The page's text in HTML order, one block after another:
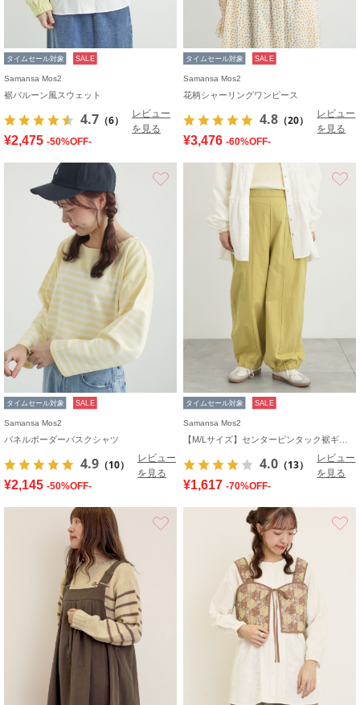
タイムセール対象 SALE
Samansa Mos2
裾バルーン風スウェット
4.7 （6）
レビュー
を見る
¥2,475 -50%OFF-
タイムセール対象 SALE
Samansa Mos2
花柄シャーリングワンピース
4.8 （20）
レビュー
を見る
¥3,476 -60%OFF-
タイムセール対象 SALE
Samansa Mos2
パネルボーダーバスクシャツ
4.9 （10）
レビュー
を見る
¥2,145 -50%OFF-
タイムセール対象 SALE
Samansa Mos2
4.0 （13）
レビュー
を見る
¥1,617 -70%OFF-